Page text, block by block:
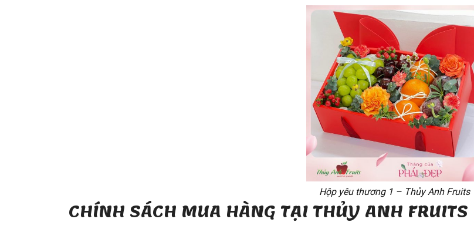
Hộp yêu thương 1 – Thủy Anh Fruits
CHÍNH SÁCH MUA HÀNG TẠI THỦY ANH FRUITS